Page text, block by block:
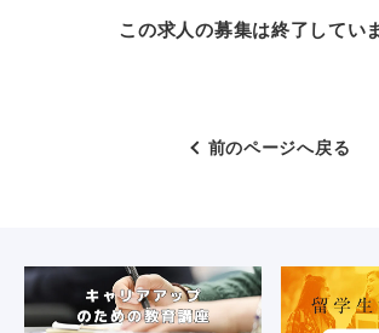
ホーム
会社案内
求人を探す お問
この求人の募集は終了してい
前のページへ戻る